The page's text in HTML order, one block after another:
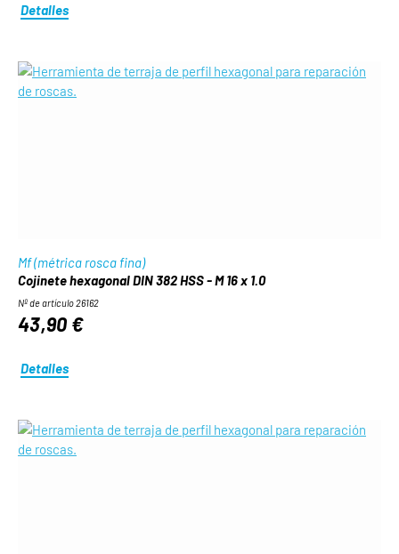
Detalles
Mf (métrica rosca fina)
Cojinete hexagonal DIN 382 HSS - M 16 x 1.0
Nº de artículo 26162
43,90 €
Detalles